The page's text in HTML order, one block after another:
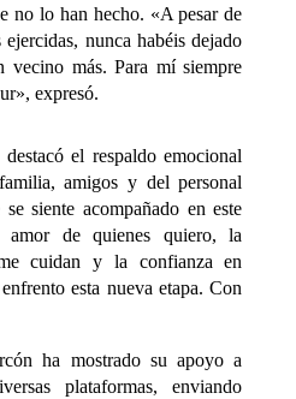
no lo han hecho. «A pesar de
ejercidas, nunca habéis dejado
vecino más. Para mí siempre
expresó.
el respaldo emocional
amigos y del personal
siente acompañado en este
de quienes quiero, la
cuidan y la confianza en
esta nueva etapa. Con
ha mostrado su apoyo a
plataformas, enviando